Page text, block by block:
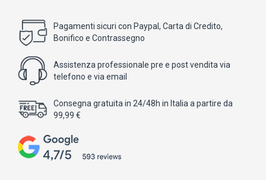
Pagamenti sicuri con Paypal, Carta di Credito,
Bonifico e Contrassegno
Assistenza professionale pre e post vendita via
telefono e via email
Consegna gratuita in 24/48h in Italia a partire da
99,99 €